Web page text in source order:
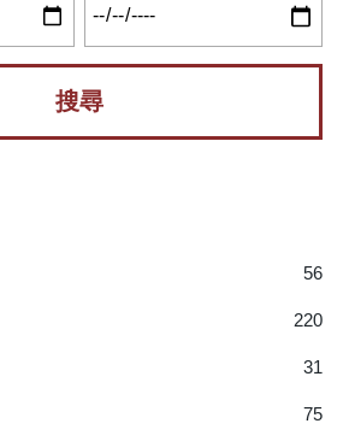
也為企業推動數位化轉型時人才管理
成為提升競爭優勢的必要途徑。然
風險與挑戰，主要問題往往出現在組
以企業數位轉型為背景，運用模糊集
大五人格特質（經驗開放性、神經
225名來自不同類型企業員工的問卷調
工高工作投入度的三種主要驅動路
新技術時表現出更強的學習能力和適
有助於他們在組織網絡中建立有效的
是自我效能驅動型，擁有強烈自我效
56
220
31
75